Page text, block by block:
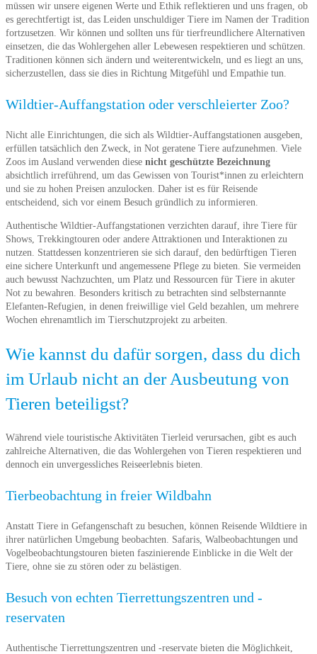
müssen wir unsere eigenen Werte und Ethik reflektieren und uns fragen, ob
es gerechtfertigt ist, das Leiden unschuldiger Tiere im Namen der Tradition
fortzusetzen. Wir können und sollten uns für tierfreundlichere Alternativen
einsetzen, die das Wohlergehen aller Lebewesen respektieren und schützen.
Traditionen können sich ändern und weiterentwickeln, und es liegt an uns,
sicherzustellen, dass sie dies in Richtung Mitgefühl und Empathie tun.
Wildtier-Auffangstation oder verschleierter Zoo?
Nicht alle Einrichtungen, die sich als Wildtier-Auffangstationen ausgeben,
erfüllen tatsächlich den Zweck, in Not geratene Tiere aufzunehmen. Viele
Zoos im Ausland verwenden diese nicht geschützte Bezeichnung
absichtlich irreführend, um das Gewissen von Tourist*innen zu erleichtern
und sie zu hohen Preisen anzulocken. Daher ist es für Reisende
entscheidend, sich vor einem Besuch gründlich zu informieren.
Authentische Wildtier-Auffangstationen verzichten darauf, ihre Tiere für
Shows, Trekkingtouren oder andere Attraktionen und Interaktionen zu
nutzen. Stattdessen konzentrieren sie sich darauf, den bedürftigen Tieren
eine sichere Unterkunft und angemessene Pflege zu bieten. Sie vermeiden
auch bewusst Nachzuchten, um Platz und Ressourcen für Tiere in akuter
Not zu bewahren. Besonders kritisch zu betrachten sind selbsternannte
Elefanten-Refugien, in denen freiwillige viel Geld bezahlen, um mehrere
Wochen ehrenamtlich im Tierschutzprojekt zu arbeiten.
Wie kannst du dafür sorgen, dass du dich
im Urlaub nicht an der Ausbeutung von
Tieren beteiligst?
Während viele touristische Aktivitäten Tierleid verursachen, gibt es auch
zahlreiche Alternativen, die das Wohlergehen von Tieren respektieren und
dennoch ein unvergessliches Reiseerlebnis bieten.
Tierbeobachtung in freier Wildbahn
Anstatt Tiere in Gefangenschaft zu besuchen, können Reisende Wildtiere in
ihrer natürlichen Umgebung beobachten. Safaris, Walbeobachtungen und
Vogelbeobachtungstouren bieten faszinierende Einblicke in die Welt der
Tiere, ohne sie zu stören oder zu belästigen.
Besuch von echten Tierrettungszentren und -
reservaten
Authentische Tierrettungszentren und -reservate bieten die Möglichkeit,